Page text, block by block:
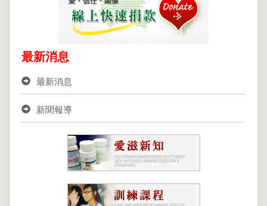
最新消息
最新消息
新聞報導